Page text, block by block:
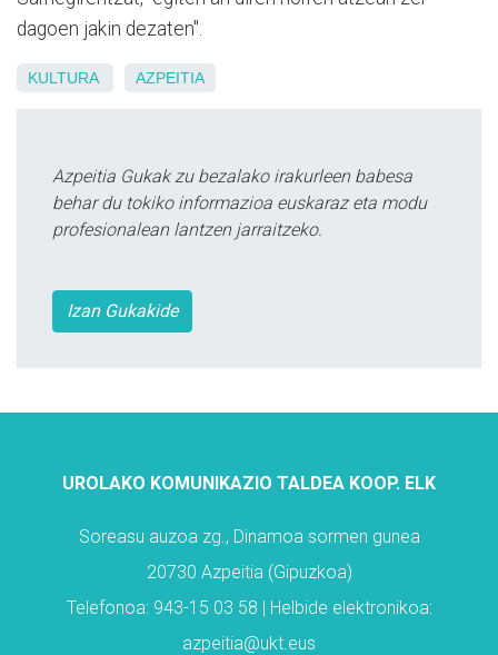
dagoen jakin dezaten".
KULTURA AZPEITIA
Azpeitia Gukak zu bezalako irakurleen babesa
behar du tokiko informazioa euskaraz eta modu
profesionalean lantzen jarraitzeko.
Izan Gukakide
UROLAKO KOMUNIKAZIO TALDEA KOOP. ELK
Soreasu auzoa zg., Dinamoa sormen gunea
20730 Azpeitia (Gipuzkoa)
Telefonoa: 943-15 03 58 | Helbide elektronikoa:
azpeitia@ukt.eus